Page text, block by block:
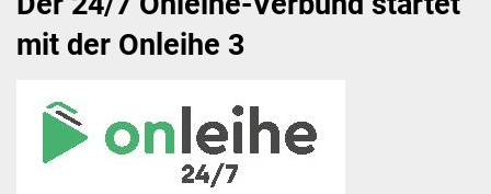
Anmeldung & Gebühren
mit der Onleihe 3